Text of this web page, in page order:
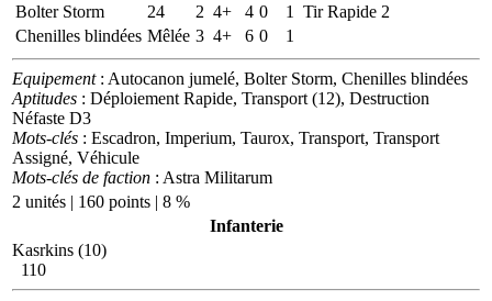
Bolter Storm
24 2 4+ 4 0 1
Tir Rapide 2
Chenilles blindées Mêlée 3 4+ 6 0 1
Equipement: Autocanon jumelé, Bolter Storm, Chenilles blindées
Aptitudes : Déploiement Rapide, Transport (12), Destruction
Néfaste D3
Mots-clés : Escadron, Imperium, Taurox, Transport, Transport
Assigné, Véhicule
Mots-clés de faction : Astra Militarum
2 unités | 160 points | 8 %
Infanterie
Kasrkins (10)
110